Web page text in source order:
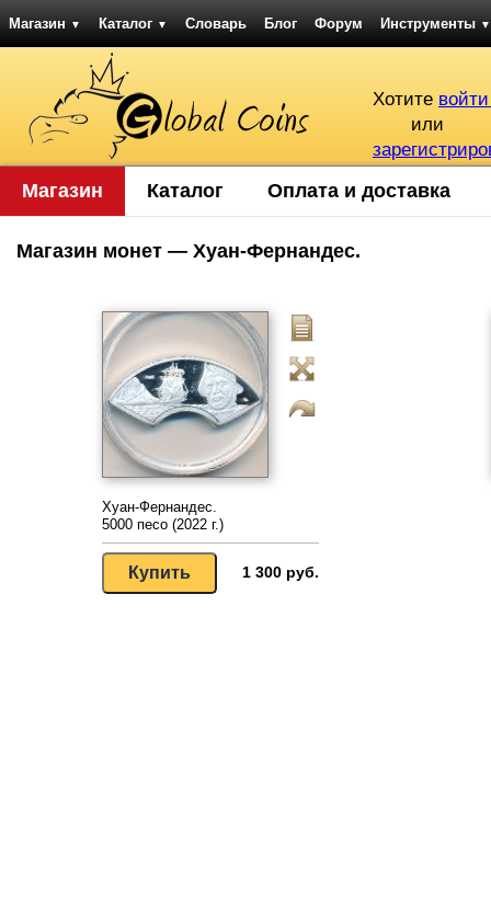
Магазин ▼ Каталог ▼ Словарь Блог Форум Инструменты ▼
Хотите
или
Магазин Каталог Оплата и доставка
Магазин монет — Хуан-Фернандес.
Хуан-Фернандес.
5000 песо (2022 г.)
1 300 руб.